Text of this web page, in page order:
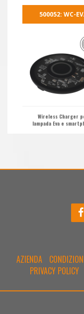
500052: WC-
Wireless Charger
lampada Eva e
AZIENDA
PRIVACY POLICY